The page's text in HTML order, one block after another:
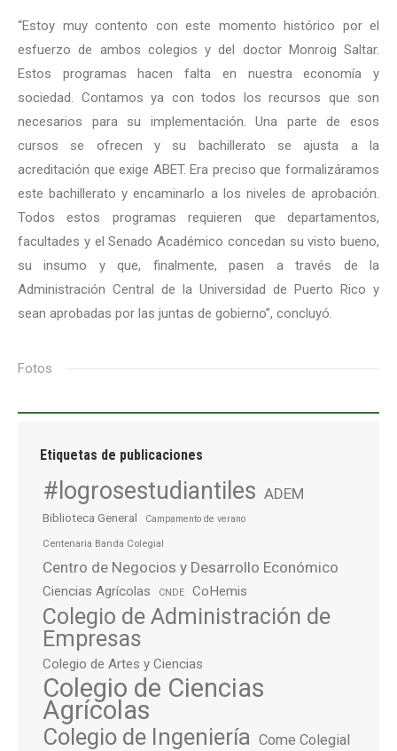
“Estoy muy contento con este momento histórico por el
esfuerzo de ambos colegios y del doctor Monroig Saltar.
Estos programas hacen falta en nuestra economía y
sociedad. Contamos ya con todos los recursos que son
necesarios para su implementación. Una parte de esos
cursos se ofrecen y su bachillerato se ajusta a la
acreditación que exige ABET. Era preciso que formalizáramos
este bachillerato y encaminarlo a los niveles de aprobación.
Todos estos programas requieren que departamentos,
facultades y el Senado Académico concedan su visto bueno,
su insumo y que, finalmente, pasen a través de la
Administración Central de la Universidad de Puerto Rico y
sean aprobadas por las juntas de gobierno”, concluyó.
Fotos
Etiquetas de publicaciones
#logrosestudiantiles ADEM
Biblioteca General Campamento de verano
Centenaria Banda Colegial
Centro de Negocios y Desarrollo Económico
Ciencias Agrícolas CNDE CoHemis
Colegio de Administración de
Empresas
Colegio de Artes y Ciencias
Colegio de Ciencias
Agrícolas
Colegio de Ingeniería Come Colegial